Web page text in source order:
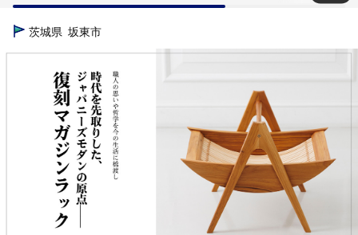
TOP
TOP 日用品・雑貨 家具 【マルニファニシング】NO.544
日用品・雑貨
茨城県 坂東市